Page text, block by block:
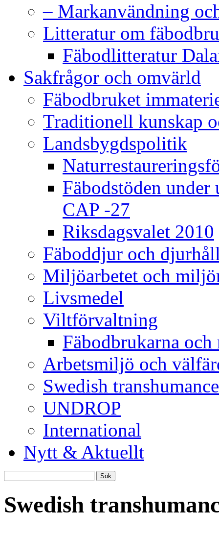
– Markanvändning
Litteratur om
Fäbodlitteratur
Sakfrågor och omvärld
Fäbodbruket
Traditionell kunskap
Landsbygdspolitik
Fäbodstöden
CAP -27
Riksdagsvalet 2010
Fäboddjur och
Miljöarbetet och
Livsmedel
Viltförvaltning
Fäbodbrukarna
Arbetsmiljö och
Swedish transhumance
UNDROP
International
Nytt & Aktuellt
efter:
Swedish